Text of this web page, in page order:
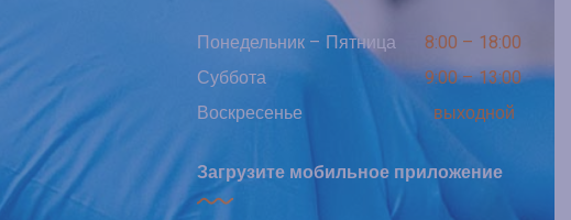
Понедельник – Пятница
8:00 – 18:00
Суббота
9:00 – 13:00
Воскресенье
выходной
Загрузите мобильное приложение